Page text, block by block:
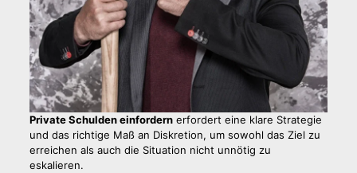
Private Schulden einfordernerfordert eine klare Strategie
und das richtige Maß an Diskretion, um sowohl das Ziel zu
erreichen als auch die Situation nicht unnötig zu
eskalieren.